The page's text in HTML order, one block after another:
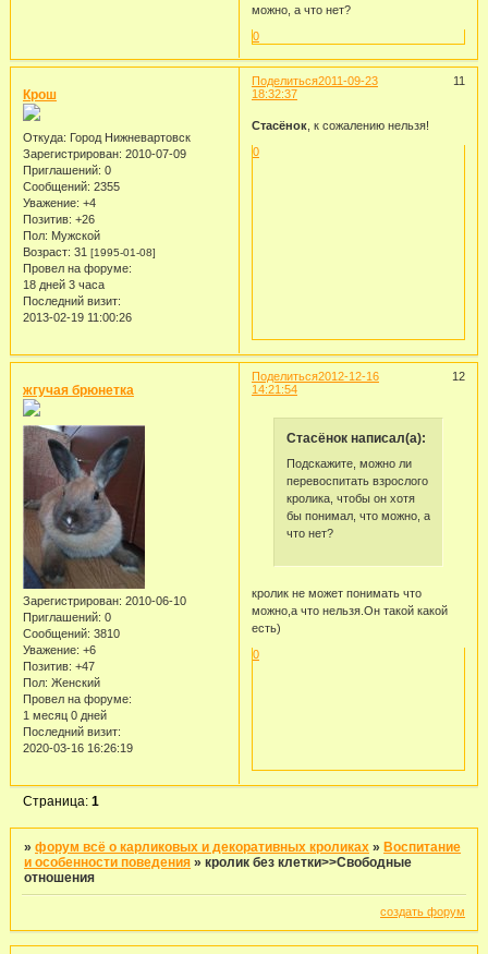
можно, а что нет?
0
Поделиться 11
2011-09-23
18:32:37
Крош
Откуда: Город Нижневартовск
Зарегистрирован: 2010-07-09
Приглашений: 0
Сообщений: 2355
Уважение: +4
Позитив: +26
Пол: Мужской
Возраст: 31 [1995-01-08]
Провел на форуме:
18 дней 3 часа
Последний визит:
2013-02-19 11:00:26
Стасёнок, к сожалению нельзя!
0
Поделиться 12
2012-12-16
14:21:54
жгучая брюнетка
Зарегистрирован: 2010-06-10
Приглашений: 0
Сообщений: 3810
Уважение: +6
Позитив: +47
Пол: Женский
Провел на форуме:
1 месяц 0 дней
Последний визит:
2020-03-16 16:26:19
Стасёнок написал(а):
Подскажите, можно ли
перевоспитать взрослого
кролика, чтобы он хотя
бы понимал, что можно, а
что нет?
кролик не может понимать что
можно,а что нельзя.Он такой какой
есть)
0
Страница:1
»форум всё о карликовых и декоративных кроликах »Воспитание
и особенности поведения »кролик без клетки>>Свободные
отношения
создать форум